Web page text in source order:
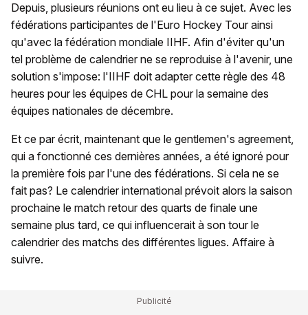
Depuis, plusieurs réunions ont eu lieu à ce sujet. Avec les
fédérations participantes de l'Euro Hockey Tour ainsi
qu'avec la fédération mondiale IIHF. Afin d'éviter qu'un
tel problème de calendrier ne se reproduise à l'avenir, une
solution s'impose: l'IIHF doit adapter cette règle des 48
heures pour les équipes de CHL pour la semaine des
équipes nationales de décembre.
Et ce par écrit, maintenant que le gentlemen's agreement,
qui a fonctionné ces dernières années, a été ignoré pour
la première fois par l'une des fédérations. Si cela ne se
fait pas? Le calendrier international prévoit alors la saison
prochaine le match retour des quarts de finale une
semaine plus tard, ce qui influencerait à son tour le
calendrier des matchs des différentes ligues. Affaire à
suivre.